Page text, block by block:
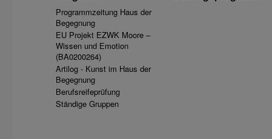
Programmzeitung Haus der
Begegnung
EU Projekt EZWK Moore –
Wissen und Emotion
(BA0200264)
Artilog - Kunst im Haus der
Begegnung
Berufsreifeprüfung
Ständige Gruppen